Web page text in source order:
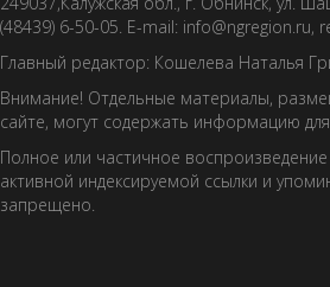
(48439) 6-50-05. E-mail: info@ngregion.ru,
Главный редактор: Кошелева Наталья
Внимание! Отдельные материалы,
сайте, могут содержать информацию
Полное или частичное
активной индексируемой ссылки и
запрещено.